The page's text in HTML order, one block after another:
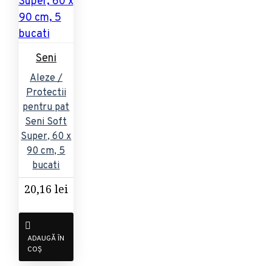
Seni
Aleze /
Protectii
pentru pat
Seni Soft
Super, 60 x
90 cm, 5
bucati
20,16 lei
ADAUGĂ ÎN
COȘ